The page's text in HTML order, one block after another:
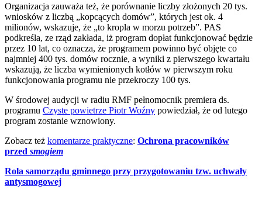
Organizacja zauważa też, że porównanie liczby złożonych 20 tys.
wniosków z liczbą „kopcących domów”, których jest ok. 4
milionów, wskazuje, że „to kropla w morzu potrzeb”. PAS
podkreśla, ze rząd zakłada, iż program dopłat funkcjonować będzie
przez 10 lat, co oznacza, że programem powinno być objęte co
najmniej 400 tys. domów rocznie, a wyniki z pierwszego kwartału
wskazują, że liczba wymienionych kotłów w pierwszym roku
funkcjonowania programu nie przekroczy 100 tys.
W środowej audycji w radiu RMF pełnomocnik premiera ds.
programu Czyste powietrze Piotr Woźny powiedział, że od lutego
program zostanie wznowiony.
Zobacz też komentarze praktyczne: Ochrona pracowników
przed smogiem
Rola samorządu gminnego przy przygotowaniu tzw. uchwały
antysmogowej